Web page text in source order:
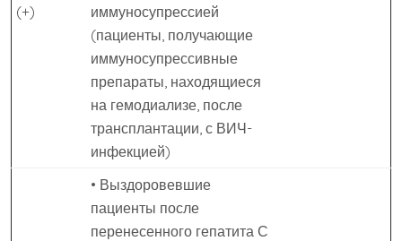
(+)
иммуносупрессией
(пациенты, получающие
иммуносупрессивные
препараты, находящиеся
на гемодиализе, после
трансплантации, с ВИЧ-
инфекцией)
• Выздоровевшие
пациенты после
перенесенного гепатита С